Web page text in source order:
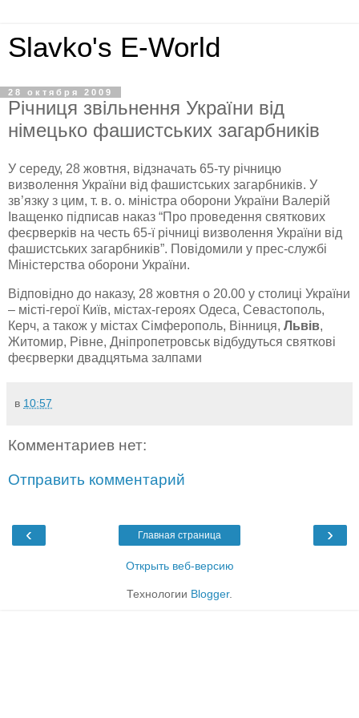
Slavko's E-World
28 октября 2009
Річниця звільнення України від
німецько фашистських загарбників
У середу, 28 жовтня, відзначать 65-ту річницю
визволення України від фашистських загарбників. У
зв’язку з цим, т. в. о. міністра оборони України Валерій
Іващенко підписав наказ “Про проведення святкових
феєрверків на честь 65-ї річниці визволення України від
фашистських загарбників”. Повідомили у прес-службі
Міністерства оборони України.
Відповідно до наказу, 28 жовтня о 20.00 у столиці України
– місті-герої Київ, містах-героях Одеса, Севастополь,
Керч, а також у містах Сімферополь, Вінниця, Львів,
Житомир, Рівне, Дніпропетровськ відбудуться святкові
феєрверки двадцятьма залпами
в 10:57
Комментариев нет:
Отправить комментарий
‹ ›
Главная страница
Открыть веб-версию
Технологии Blogger.